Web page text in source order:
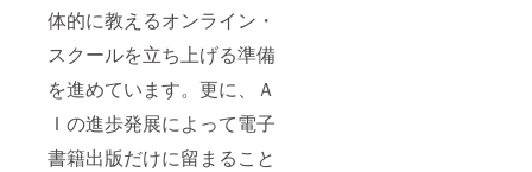
体的に教えるオンライン・
スクールを立ち上げる準備
を進めています。更に、Ａ
Ｉの進歩発展によって電子
書籍出版だけに留まること